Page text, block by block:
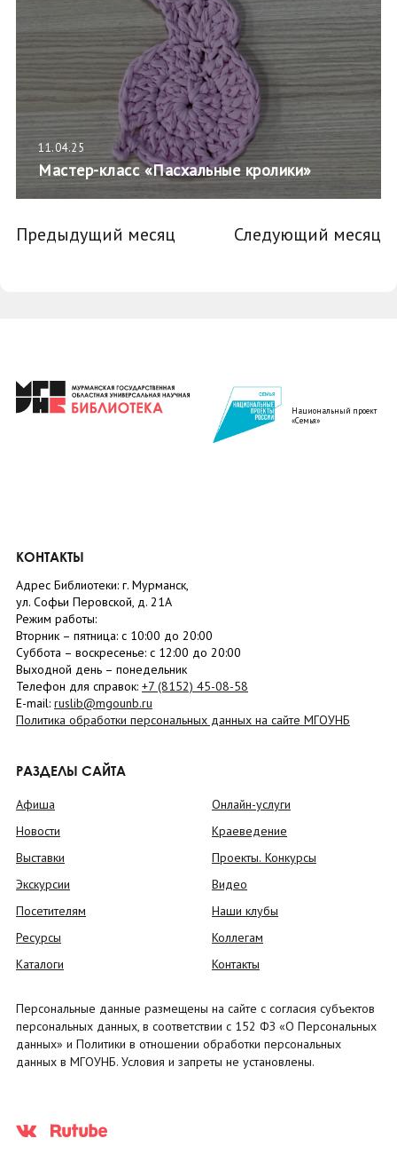
11.04.25
Мастер-класс «Пасхальные кролики»
Предыдущий месяц Следующий месяц
Национальный проект
«Семья»
КОНТАКТЫ
Адрес Библиотеки: г. Мурманск,
ул. Софьи Перовской, д. 21А
Режим работы:
Вторник – пятница: с 10:00 до 20:00
Суббота – воскресенье: c 12:00 до 20:00
Выходной день – понедельник
Телефон для справок: +7 (8152) 45-08-58
E-mail: ruslib@mgounb.ru
Политика обработки персональных данных на сайте МГОУНБ
РАЗДЕЛЫ САЙТА
Афиша
Новости
Выставки
Экскурсии
Посетителям
Ресурсы
Каталоги
Онлайн-услуги
Краеведение
Проекты. Конкурсы
Видео
Наши клубы
Коллегам
Контакты
Персональные данные размещены на сайте с согласия субъектов
персональных данных, в соответствии с 152 ФЗ «О Персональных
данных» и Политики в отношении обработки персональных
данных в МГОУНБ. Условия и запреты не установлены.